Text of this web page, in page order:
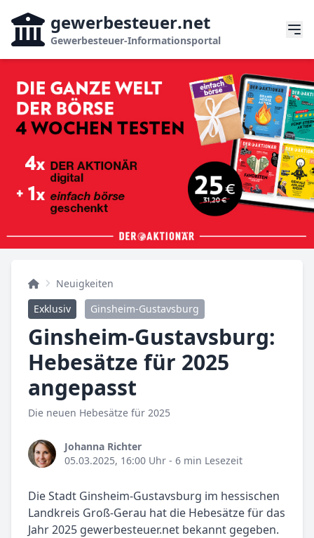
gewerbesteuer.net
Gewerbesteuer-Informationsportal
Neuigkeiten
Exklusiv
Ginsheim-Gustavsburg
Ginsheim-Gustavsburg:
Hebesätze für 2025
angepasst
Die neuen Hebesätze für 2025
Johanna Richter
05.03.2025, 16:00 Uhr - 6 min Lesezeit
Die Stadt Ginsheim-Gustavsburg im hessischen
Landkreis Groß-Gerau hat die Hebesätze für das
Jahr 2025 gewerbesteuer.net bekannt gegeben.